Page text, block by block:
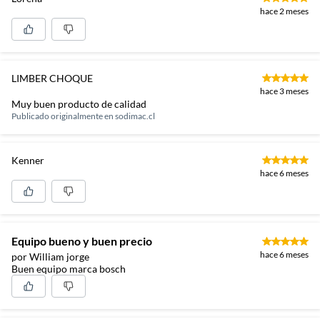
hace 2 meses
LIMBER CHOQUE
hace 3 meses
Muy buen producto de calidad
Publicado originalmente en sodimac.cl
Kenner
hace 6 meses
Equipo bueno y buen precio
por William jorge hace 6 meses
Buen equipo marca bosch